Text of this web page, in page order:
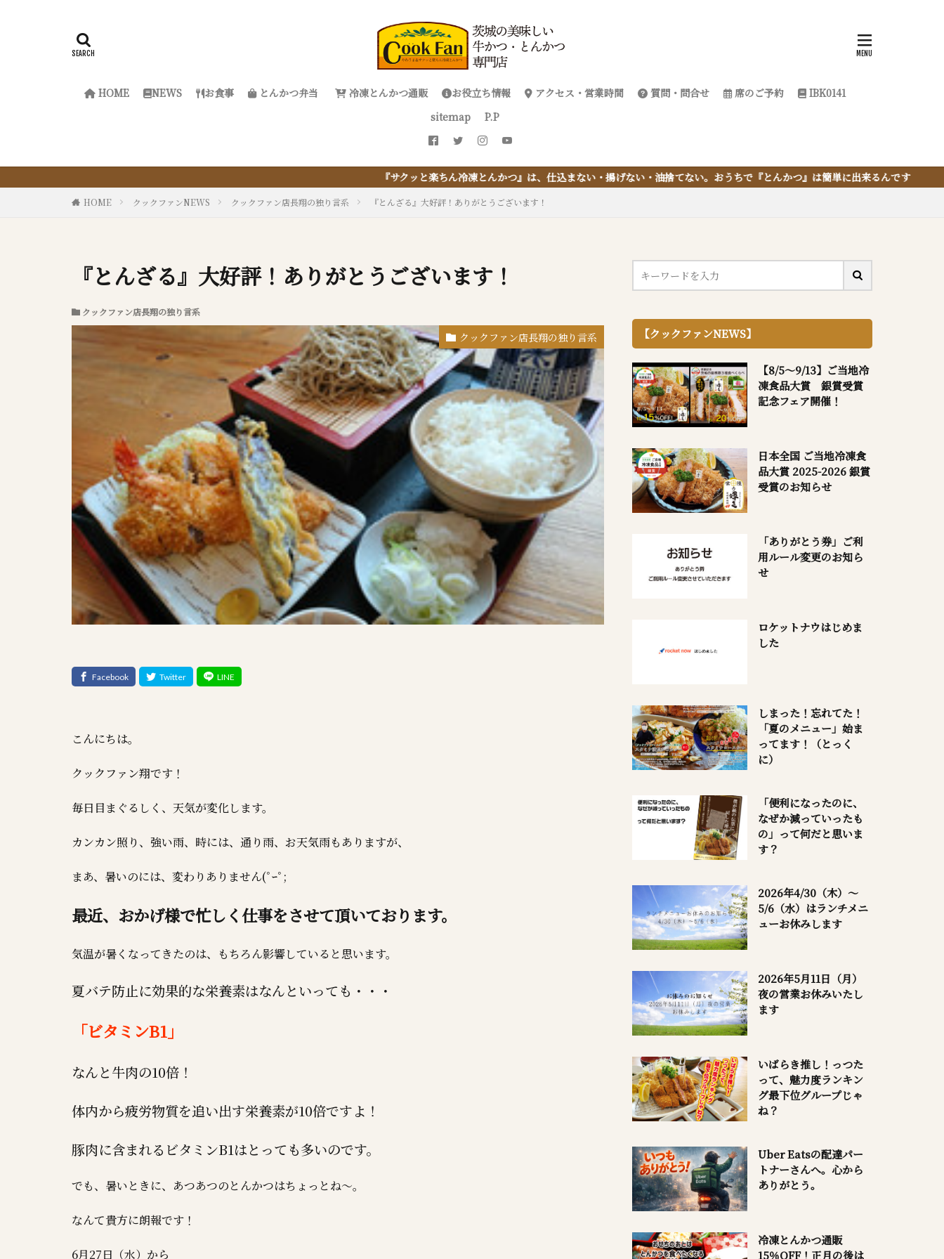
HOME NEWS お食事 とんかつ弁当 冷凍とんかつ通販 お役立ち情報 アクセス・営業時間 質問・問合せ 席のご予約
IBK0141
sitemap
P.P
『サクッと楽ちん冷凍とんかつ』は、仕込まない・揚げない・油捨てない。おうちで『とんかつ』は簡単に出来るんです
HOME クックファンNEWS クックファン店長翔の独り言系 『とんざる』大好評！ありがとうございます！
『とんざる』大好評！ありがとうございます！
クックファン店長翔の独り言系
クックファン店長翔の独り言系
こんにちは。
クックファン翔です！
毎日目まぐるしく、天気が変化します。
カンカン照り、強い雨、時には、通り雨、お天気雨もありますが、
まあ、暑いのには、変わりありません(ﾟｰﾟ;
最近、おかげ様で忙しく仕事をさせて頂いております。
気温が暑くなってきたのは、もちろん影響していると思います。
夏バテ防止に効果的な栄養素はなんといっても・・・
「ビタミンB1」
なんと牛肉の10倍！
体内から疲労物質を追い出す栄養素が10倍ですよ！
豚肉に含まれるビタミンB1はとっても多いのです。
でも、暑いときに、あつあつのとんかつはちょっとね～。
なんて貴方に朗報です！
6月27日（水）から
【クックファンNEWS】
【8/5～9/13】ご当地冷
凍食品大賞 銀賞受賞
記念フェア開催！
日本全国 ご当地冷凍食
品大賞 2025-2026 銀賞
受賞のお知らせ
「ありがとう券」ご利
用ルール変更のお知ら
せ
ロケットナウはじめま
した
しまった！忘れてた！
「夏のメニュー」始ま
ってます！（とっく
に）
「便利になったのに、
なぜか減っていったも
の」って何だと思いま
す？
2026年4/30（木）～
5/6（水）はランチメニ
ューお休みします
2026年5月11日（月）
夜の営業お休みいたし
ます
いばらき推し！っつた
って、魅力度ランキン
グ最下位グループじゃ
ね？
Uber Eatsの配達パー
トナーさんへ。心から
ありがとう。
冷凍とんかつ通販
15％OFF！正月の後は